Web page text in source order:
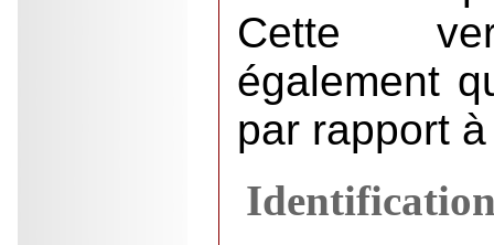
Cette
également
par rapport